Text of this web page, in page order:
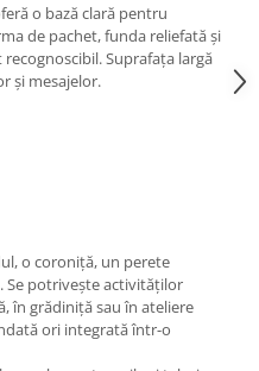
o bază clară pentru
de pachet, funda reliefată și
Suprafața largă
și mesajelor.
o coroniță, un perete
Se potrivește activităților
în grădiniță sau în ateliere
ori integrată într-o